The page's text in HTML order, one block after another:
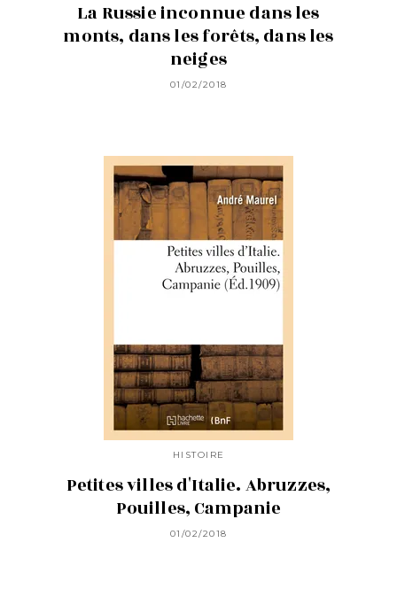
La Russie inconnue dans les
monts, dans les forêts, dans les
neiges
01/02/2018
HISTOIRE
Petites villes d'Italie. Abruzzes,
Pouilles, Campanie
01/02/2018